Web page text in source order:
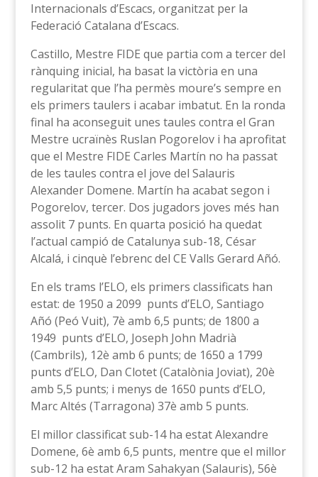
Internacionals d’Escacs, organitzat per la
Federació Catalana d’Escacs.
Castillo, Mestre FIDE que partia com a tercer del
rànquing inicial, ha basat la victòria en una
regularitat que l’ha permès moure’s sempre en
els primers taulers i acabar imbatut. En la ronda
final ha aconseguit unes taules contra el Gran
Mestre ucraïnès Ruslan Pogorelov i ha aprofitat
que el Mestre FIDE Carles Martín no ha passat
de les taules contra el jove del Salauris
Alexander Domene. Martín ha acabat segon i
Pogorelov, tercer. Dos jugadors joves més han
assolit 7 punts. En quarta posició ha quedat
l’actual campió de Catalunya sub-18, César
Alcalá, i cinquè l’ebrenc del CE Valls Gerard Añó.
En els trams l’ELO, els primers classificats han
estat: de 1950 a 2099 punts d’ELO, Santiago
Añó (Peó Vuit), 7è amb 6,5 punts; de 1800 a
1949 punts d’ELO, Joseph John Madrià
(Cambrils), 12è amb 6 punts; de 1650 a 1799
punts d’ELO, Dan Clotet (Catalònia Joviat), 20è
amb 5,5 punts; i menys de 1650 punts d’ELO,
Marc Altés (Tarragona) 37è amb 5 punts.
El millor classificat sub-14 ha estat Alexandre
Domene, 6è amb 6,5 punts, mentre que el millor
sub-12 ha estat Aram Sahakyan (Salauris), 56è